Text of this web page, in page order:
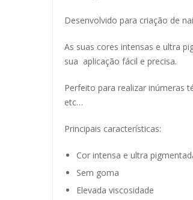
Desenvolvido para criação de
As suas cores intensas e ultra
sua aplicação fácil e precisa.
Perfeito para realizar inúmeras
etc…
Principais características:
Cor intensa e ultra
Sem goma
Elevada viscosidade